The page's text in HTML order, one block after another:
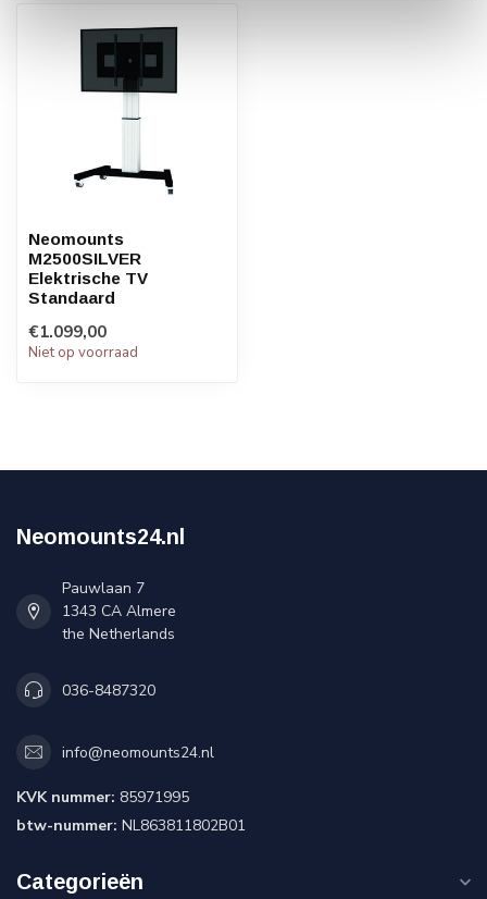
Neomounts
M2500SILVER
Elektrische TV
Standaard
€1.099,00
Niet op voorraad
Neomounts24.nl
Pauwlaan 7
1343 CA Almere
the Netherlands
036-8487320
info@neomounts24.nl
KVK nummer: 85971995
btw-nummer: NL863811802B01
Categorieën